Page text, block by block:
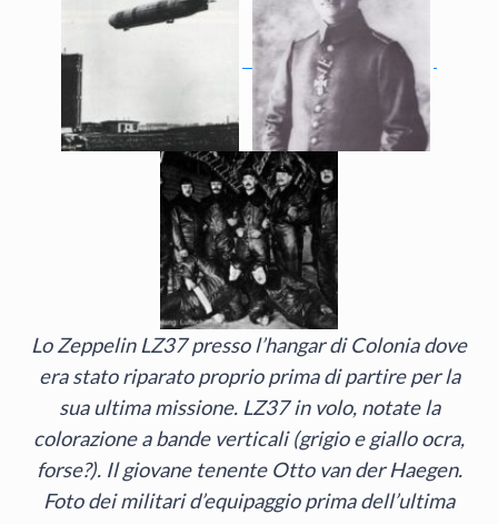
Lo Zeppelin LZ37 presso l’hangar di Colonia dove
era stato riparato proprio prima di partire per la
sua ultima missione. LZ37 in volo, notate la
colorazione a bande verticali (grigio e giallo ocra,
forse?). Il giovane tenente Otto van der Haegen.
Foto dei militari d’equipaggio prima dell’ultima